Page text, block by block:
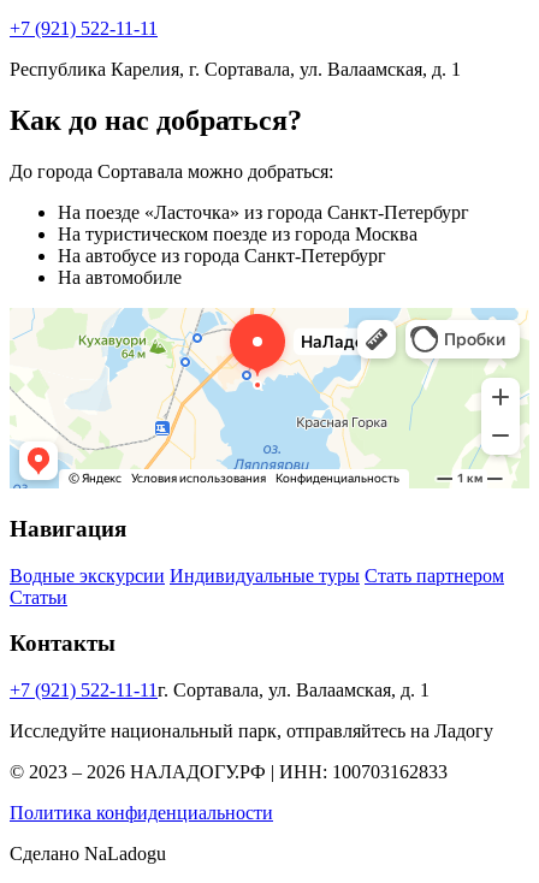
+7 (921) 522-11-11
Республика Карелия, г. Сортавала, ул. Валаамская, д. 1
Как до нас добраться?
До города Сортавала можно добраться:
На поезде «Ласточка» из города Санкт-Петербург
На туристическом поезде из города Москва
На автобусе из города Санкт-Петербург
На автомобиле
Навигация
Водные экскурсии Индивидуальные туры Стать партнером
Статьи
Контакты
+7 (921) 522-11-11г. Сортавала, ул. Валаамская, д. 1
Исследуйте национальный парк, отправляйтесь на Ладогу
© 2023 – 2026 НАЛАДОГУ.РФ | ИНН: 100703162833
Политика конфиденциальности
Сделано NaLadogu